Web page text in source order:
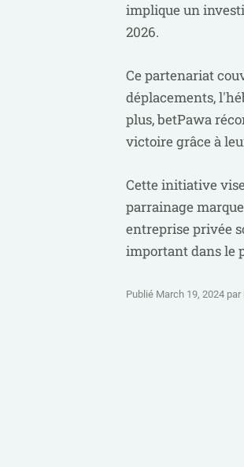
implique un
2026.
Ce partenariat
déplacements,
plus, betPawa
victoire grâce à
Cette initiative
parrainage
entreprise privée
important dans le
Publié March 19, 2024 par